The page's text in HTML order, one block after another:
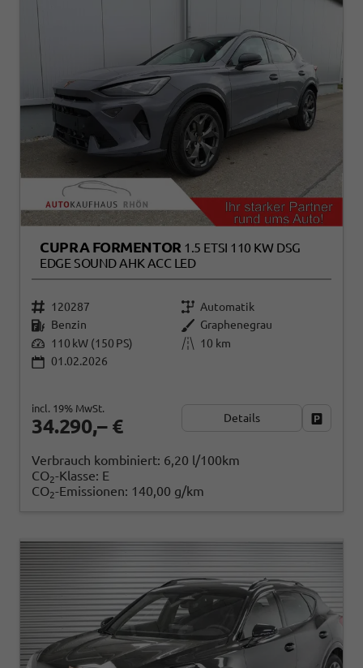
CUPRA FORMENTOR 1.5 ETSI 110 KW DSG
EDGE SOUND AHK ACC LED
120287
Automatik
Benzin
Graphenegrau
110 kW (150 PS)
10 km
01.02.2026
34.290,– €
incl. 19% MwSt.
Details
Verbrauch kombiniert: 6,20 l/100km
CO2-Klasse: E
CO2-Emissionen: 140,00 g/km